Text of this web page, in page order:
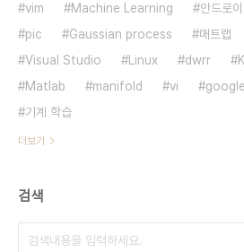
vim Machine Learning 안드로
pic
Gaussian process 매트랩
Visual Studio
Linux dwrr
Matlab
manifold vi google
기계 학습
더보기
검색